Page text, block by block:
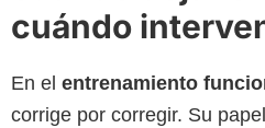
cuándo
En el entrenamiento
corrige por corregir. Su